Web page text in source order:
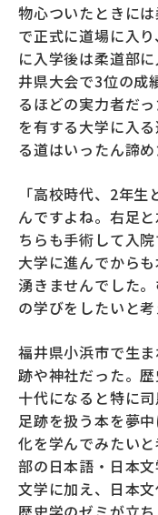
物心ついたときに
で正式に道場に入
に入学後は柔道部
井県大会で3位の成
るほどの実力者だ
を有する大学に入
る道はいったん諦め
「高校時代、2年
んですよね。右足
ちらも手術して入
大学に進んでから
湧きませんでした
の学びをしたいと考
福井県小浜市で生
跡や神社だった。
十代になると特に
足跡を扱う本を夢
化を学んでみたい
部の日本語・日本
文学に加え、日本